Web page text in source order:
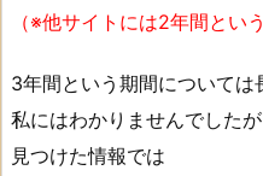
（※他サイトには2年間とい
3年間という期間については
私にはわかりませんでしたが
見つけた情報では